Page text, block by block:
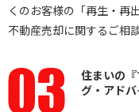
くのお客様の「再生・再
不動産売却に関するご相
住まいの
グ・アド